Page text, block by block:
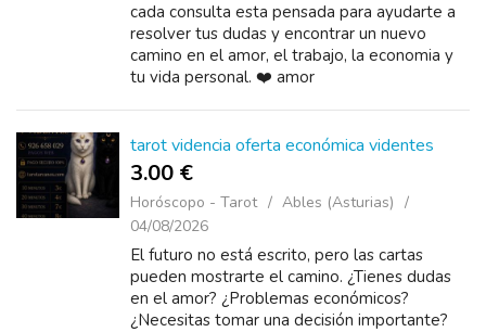
cada consulta esta pensada para ayudarte a
resolver tus dudas y encontrar un nuevo
camino en el amor, el trabajo, la economia y
tu vida personal. ❤️ amor
tarot videncia oferta económica videntes
3.00 €
Horóscopo - Tarot
Ables (Asturias)
04/08/2026
El futuro no está escrito, pero las cartas
pueden mostrarte el camino. ¿Tienes dudas
en el amor? ¿Problemas económicos?
¿Necesitas tomar una decisión importante?